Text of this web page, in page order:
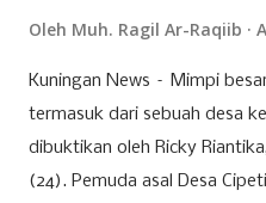
Oleh Muh. Ragil Ar-Raqiib
Kuningan News – Mimpi
termasuk dari sebuah desa
dibuktikan oleh Ricky
(24). Pemuda asal Desa